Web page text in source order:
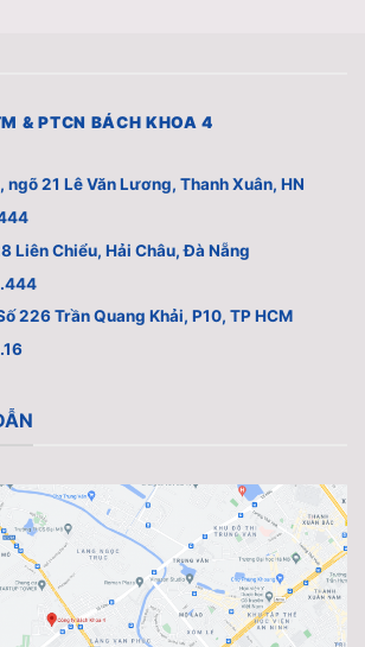
& PTCN BÁCH KHOA 4
ngõ 21 Lê Văn Lương, Thanh Xuân, HN
Liên Chiểu, Hải Châu, Đà Nẵng
226 Trần Quang Khải, P10, TP HCM